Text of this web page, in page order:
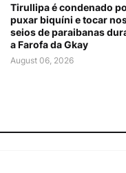
Tirullipa é condenado
puxar biquíni e tocar
seios de paraibanas
a Farofa da Gkay
August 06, 2026